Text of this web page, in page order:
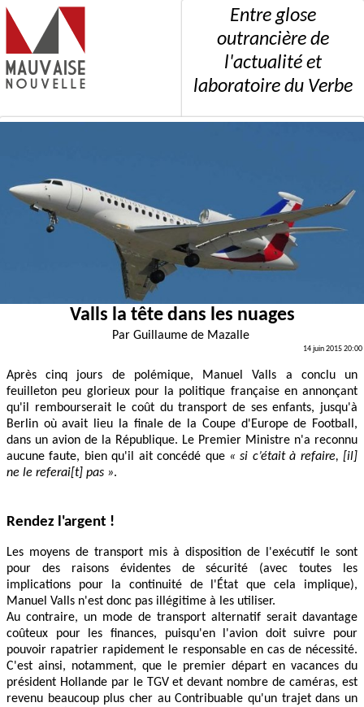
Entre glose
outrancière de
l'actualité et
laboratoire du Verbe
Valls la tête dans les nuages
Par Guillaume de Mazalle
14 juin 2015 20:00
Après cinq jours de polémique, Manuel Valls a conclu un
feuilleton peu glorieux pour la politique française en annonçant
qu'il rembourserait le coût du transport de ses enfants, jusqu'à
Berlin où avait lieu la finale de la Coupe d'Europe de Football,
dans un avion de la République. Le Premier Ministre n'a reconnu
aucune faute, bien qu'il ait concédé que « si c’était à refaire, [il]
ne le referai[t] pas ».
Rendez l'argent !
Les moyens de transport mis à disposition de l'exécutif le sont
pour des raisons évidentes de sécurité (avec toutes les
implications pour la continuité de l'État que cela implique),
Manuel Valls n'est donc pas illégitime à les utiliser.
Au contraire, un mode de transport alternatif serait davantage
coûteux pour les finances, puisqu'en l'avion doit suivre pour
pouvoir rapatrier rapidement le responsable en cas de nécessité.
C'est ainsi, notamment, que le premier départ en vacances du
président Hollande par le TGV et devant nombre de caméras, est
revenu beaucoup plus cher au Contribuable qu'un trajet dans un